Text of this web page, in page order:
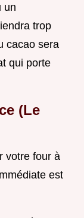
un
trop
cacao sera
qui porte
(Le
votre four à
est